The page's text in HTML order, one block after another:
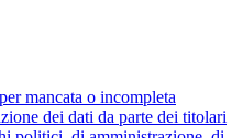
mancata o incompleta
dei dati da parte dei titolari